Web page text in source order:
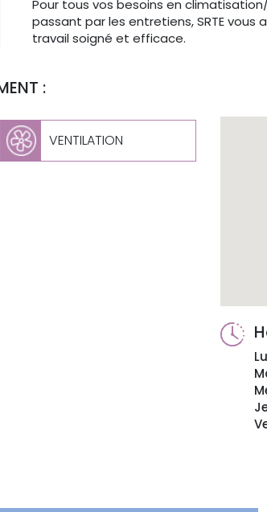
Pour tous vos besoins en
passant par les entretiens, SRTE
travail soigné et efficace.
:
VENTILATION